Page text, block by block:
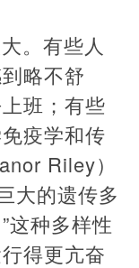
。有些人
略不舒
班；有些
疫学和传
Riley）
大的遗传多
这种多样性
得更亢奋